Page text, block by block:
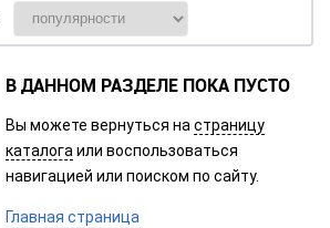
В ДАННОМ РАЗДЕЛЕ ПОКА ПУСТО
Вы можете вернуться на страницу
каталога или воспользоваться
навигацией или поиском по сайту.
Главная страница